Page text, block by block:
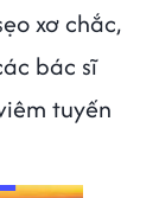
xơ chắc,
bác sĩ
tuyến